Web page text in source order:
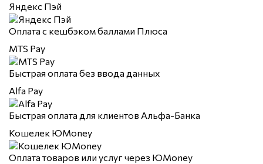
Яндекс Пэй
Оплата с кешбэком баллами Плюса
MTS Pay
Быстрая оплата без ввода данных
Alfa Pay
Быстрая оплата для клиентов Альфа-Банка
Кошелек ЮMoney
Оплата товаров или услуг через ЮMoney